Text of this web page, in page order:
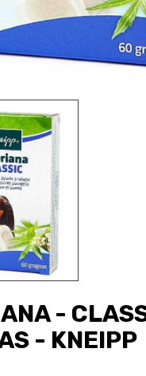
-
- KNEIPP